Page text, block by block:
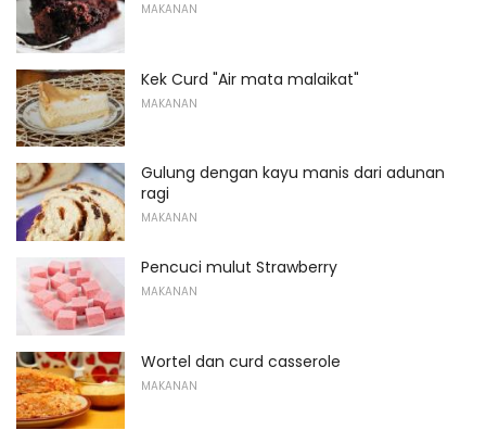
MAKANAN
Kek Curd "Air mata malaikat"
MAKANAN
Gulung dengan kayu manis dari adunan
ragi
MAKANAN
Pencuci mulut Strawberry
MAKANAN
Wortel dan curd casserole
MAKANAN